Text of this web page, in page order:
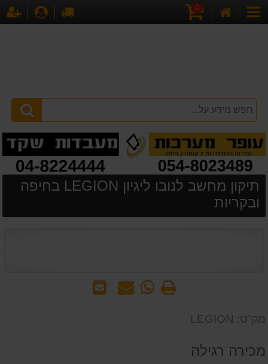
קטגוריות
0
לקופה
תיקון מחשב לנובו ליגיון LEGION בחיפה
ובקריות
שלח
שאל
WhatsApp
מק"ט: LEGION
מכירה רגילה